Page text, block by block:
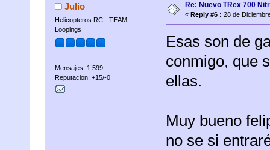
Julio
Helicopteros RC - TEAM
Loopings
Mensajes: 1.599
Reputacion: +15/-0
Re: Nuevo TRex 700
« Reply #6 : 28 de
Esas son de
conmigo, que
ellas.
Muy bueno
no se si